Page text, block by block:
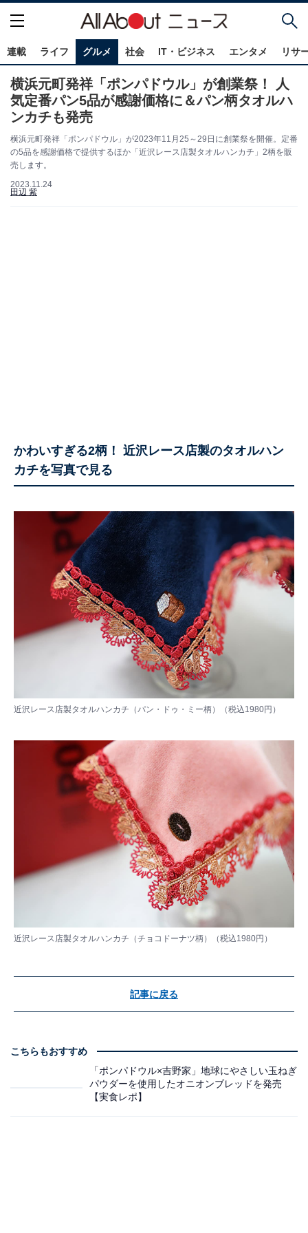
連載 ライフ グルメ 社会 IT・ビジネス エンタメ リサ
横浜元町発祥「ポンパドウル」が創業祭！ 人
気定番パン5品が感謝価格に＆パン柄タオルハ
ンカチも発売
横浜元町発祥「ポンパドウル」が2023年11月25～29日に創業祭を開催。定番
の5品を感謝価格で提供するほか「近沢レース店製タオルハンカチ」2柄を販
売します。
2023.11.24
田辺 紫
かわいすぎる2柄！ 近沢レース店製のタオルハン
カチを写真で見る
近沢レース店製タオルハンカチ（パン・ドゥ・ミー柄）（税込1980円）
近沢レース店製タオルハンカチ（チョコドーナツ柄）（税込1980円）
記事に戻る
こちらもおすすめ
「ポンパドウル×吉野家」地球にやさしい玉ねぎ
パウダーを使用したオニオンブレッドを発売
【実食レポ】